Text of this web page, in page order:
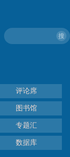
搜
评论席
图书馆
专题汇
数据库